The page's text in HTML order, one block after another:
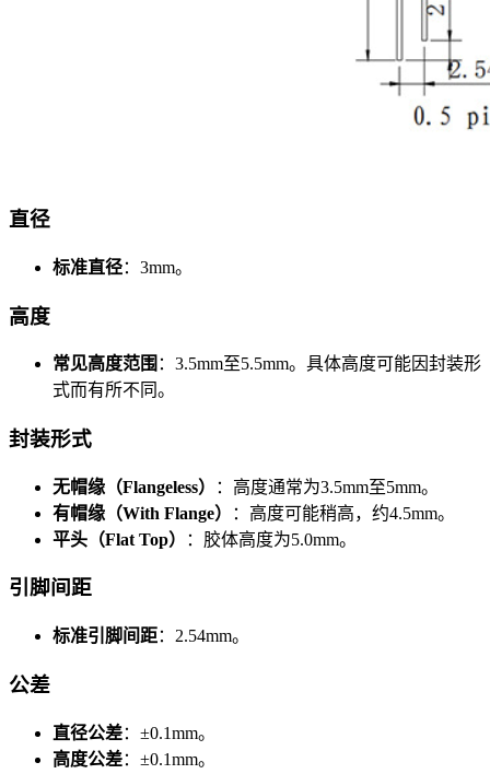
直径
标准直径：3mm。
高度
常见高度范围 ：3.5mm至5.5mm。具体高度可能因封装形
式而有所不同。
封装形式
无帽缘（Flangeless）
：高度通常为3.5mm至5mm。
有帽缘（With Flange）
：高度可能稍高，约4.5mm。
平头（Flat Top）
：胶体高度为5.0mm。
引脚间距
标准引脚间距：2.54mm。
公差
直径公差：±0.1mm。
高度公差：±0.1mm。